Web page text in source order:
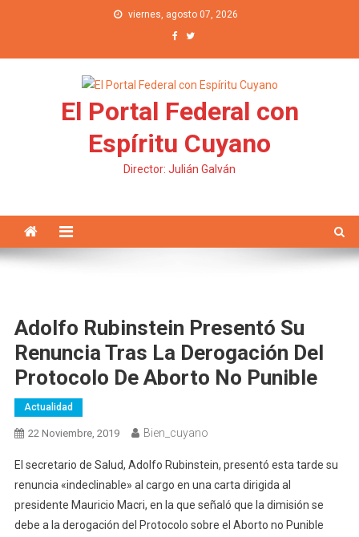
viernes, agosto 07, 2026
El Portal Federal con
Espíritu Cuyano
Director: Julián Galván
Adolfo Rubinstein Presentó Su
Renuncia Tras La Derogación Del
Protocolo De Aborto No Punible
Actualidad
22 Noviembre, 2019 Bien_cuyano
El secretario de Salud, Adolfo Rubinstein, presentó esta tarde su
renuncia «indeclinable» al cargo en una carta dirigida al
presidente Mauricio Macri, en la que señaló que la dimisión se
debe a la derogación del Protocolo sobre el Aborto no Punible